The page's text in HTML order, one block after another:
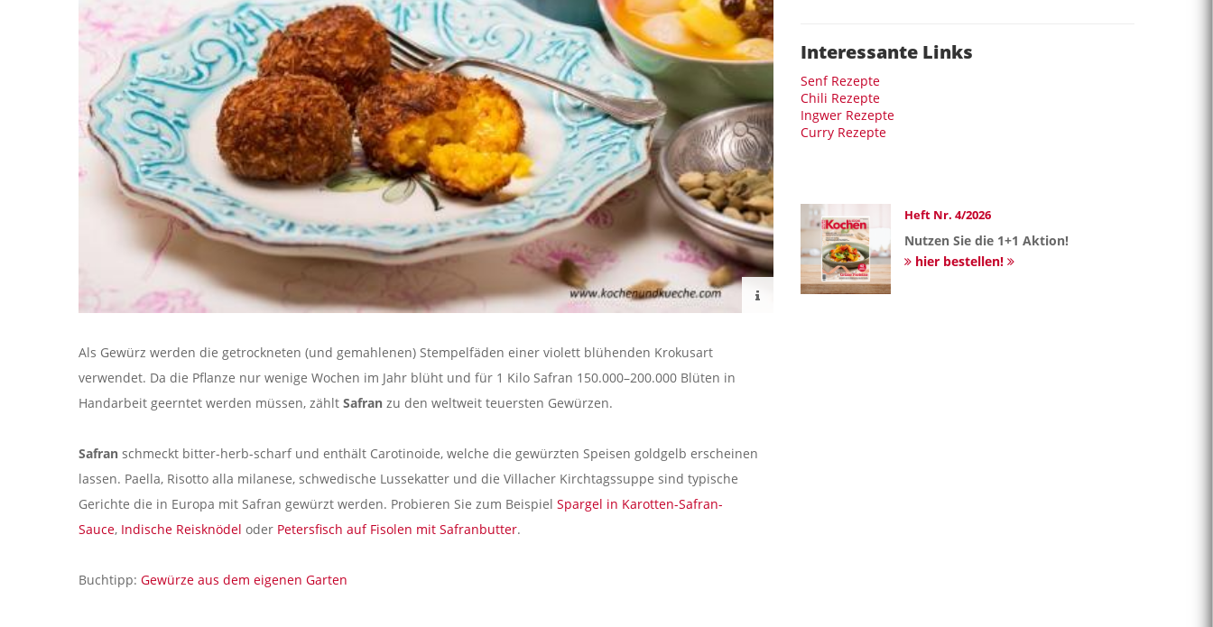
Als Gewürz werden die getrockneten (und gemahlenen) Stempelfäden einer violett blühenden Krokusart
verwendet. Da die Pflanze nur wenige Wochen im Jahr blüht und für 1 Kilo Safran 150.000–200.000 Blüten in
Handarbeit geerntet werden müssen, zählt Safran zu den weltweit teuersten Gewürzen.
Safran schmeckt bitter-herb-scharf und enthält Carotinoide, welche die gewürzten Speisen goldgelb erscheinen
lassen. Paella, Risotto alla milanese, schwedische Lussekatter und die Villacher Kirchtagssuppe sind typische
Gerichte die in Europa mit Safran gewürzt werden. Probieren Sie zum Beispiel Spargel in Karotten-Safran-
Sauce, Indische Reisknödel oder Petersfisch auf Fisolen mit Safranbutter.
Buchtipp: Gewürze aus dem eigenen Garten
Interessante Links
Senf Rezepte
Chili Rezepte
Ingwer Rezepte
Curry Rezepte
Heft Nr. 4/2026
Nutzen Sie die 1+1 Aktion!
hier bestellen!